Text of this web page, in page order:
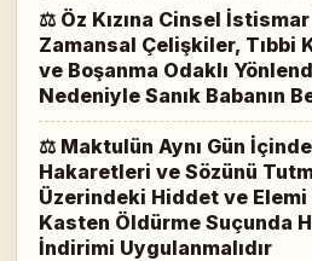
⚖ Öz Kızına Cinsel
Zamansal Çelişkiler, Tıbbi
ve Boşanma Odaklı
Nedeniyle Sanık Babanın
⚖ Maktulün Aynı Gün
Hakaretleri ve Sözünü
Üzerindeki Hiddet ve
Kasten Öldürme Suçunda
İndirimi Uygulanmalıdır